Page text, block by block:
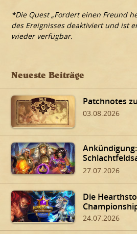
*Die Quest „Fordert einen Freund
des Ereignisses deaktiviert und ist
wieder verfügbar.
Neueste Beiträge
Patchnotes
03.08.2026
Ankündigung:
Gaben von
27.07.2026
Die
24.07.2026